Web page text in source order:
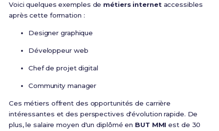
Voici quelques exemples de métiers internetaccessibles
après cette formation :
Designer graphique
Développeur web
Chef de projet digital
Community manager
Ces métiers offrent des opportunités de carrière
intéressantes et des perspectives d'évolution rapide. De
plus, le salaire moyen d'un diplômé en BUT MMI est de 30